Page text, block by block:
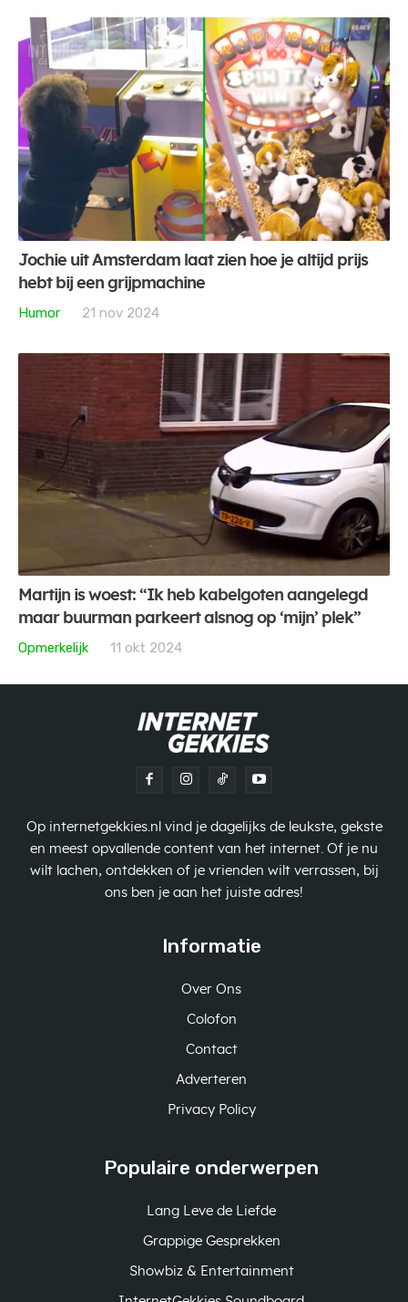
Jochie uit Amsterdam laat zien hoe je altijd prijs
hebt bij een grijpmachine
Humor
21 nov 2024
Martijn is woest: “Ik heb kabelgoten aangelegd
maar buurman parkeert alsnog op ‘mijn’ plek”
Opmerkelijk
11 okt 2024
Op internetgekkies.nl vind je dagelijks de leukste, gekste
en meest opvallende content van het internet. Of je nu
wilt lachen, ontdekken of je vrienden wilt verrassen, bij
ons ben je aan het juiste adres!
Informatie
Over Ons
Colofon
Contact
Adverteren
Privacy Policy
Populaire onderwerpen
Lang Leve de Liefde
Grappige Gesprekken
Showbiz & Entertainment